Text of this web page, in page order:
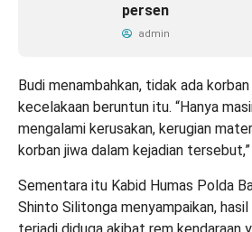
persen
admin
Budi menambahkan, tidak ada
kecelakaan beruntun itu. “Hanya
mengalami kerusakan, kerugian
korban jiwa dalam kejadian
Sementara itu Kabid Humas Polda
Shinto Silitonga menyampaikan,